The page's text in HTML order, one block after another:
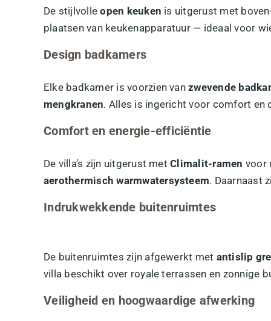
De stijlvolleopen keuken is uitgerust met
plaatsen van keukenapparatuur — ideaal voor
Design badkamers
Elke badkamer is voorzien vanzwevende
mengkranen. Alles is ingericht voor comfort en
Comfort en energie-efficiëntie
De villa’s zijn uitgerust metClimalit-ramen voor
aerothermisch warmwatersysteem. Daarnaast
Indrukwekkende buitenruimtes
De buitenruimtes zijn afgewerkt met antislip
villa beschikt over royale terrassen en zonnige
Veiligheid en hoogwaardige afwerking